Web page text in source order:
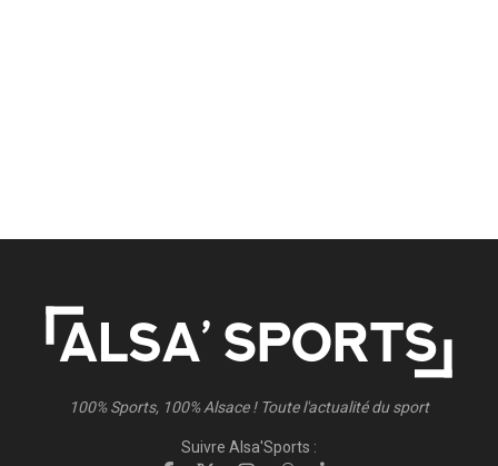
100% Sports, 100% Alsace ! Toute l'actualité du sport
Suivre Alsa'Sports :